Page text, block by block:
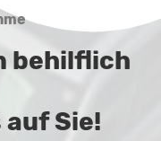
behilflich
auf Sie!